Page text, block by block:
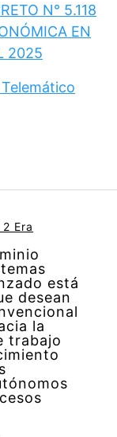
N° 5.118
EN
2025
Era
está
desean
la
trabajo